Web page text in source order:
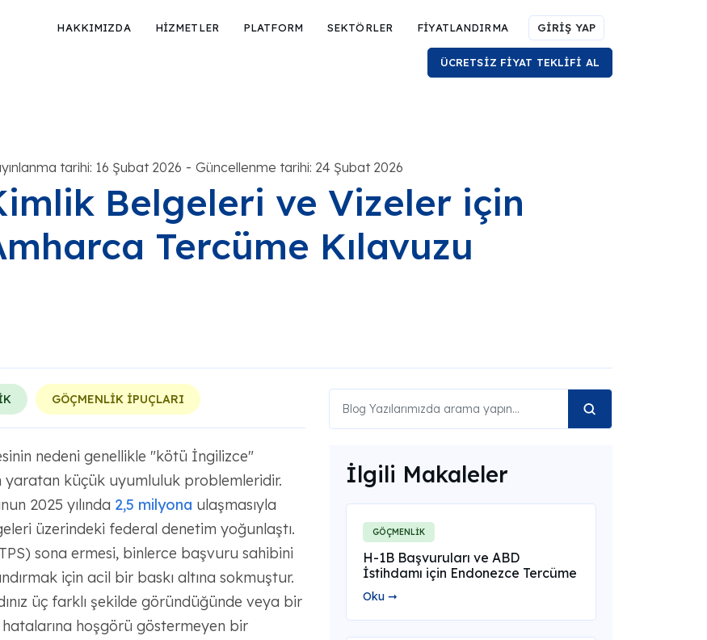
HAKKIMIZDA HİZMETLER PLATFORM SEKTÖRLER FİYATLANDIRMA GİRİŞ YAP
ÜCRETSİZ FİYAT TEKLİFİ AL
tarihi: 16 Şubat 2026 - Güncellenme tarihi: 24 Şubat 2026
Belgeleri ve Vizeler için
Tercüme Kılavuzu
GÖÇMENLİK İPUÇLARI
nedeni genellikle "kötü İngilizce"
küçük uyumluluk problemleridir.
2025 yılında 2,5 milyona ulaşmasıyla
üzerindeki federal denetim yoğunlaştı.
sona ermesi, binlerce başvuru sahibini
için acil bir baskı altına sokmuştur.
üç farklı şekilde göründüğünde veya bir
hoşgörü göstermeyen bir
İlgili Makaleler
GÖÇMENLİK
H-1B Başvuruları ve ABD
İstihdamı için Endonezce Tercüme
Oku ➞